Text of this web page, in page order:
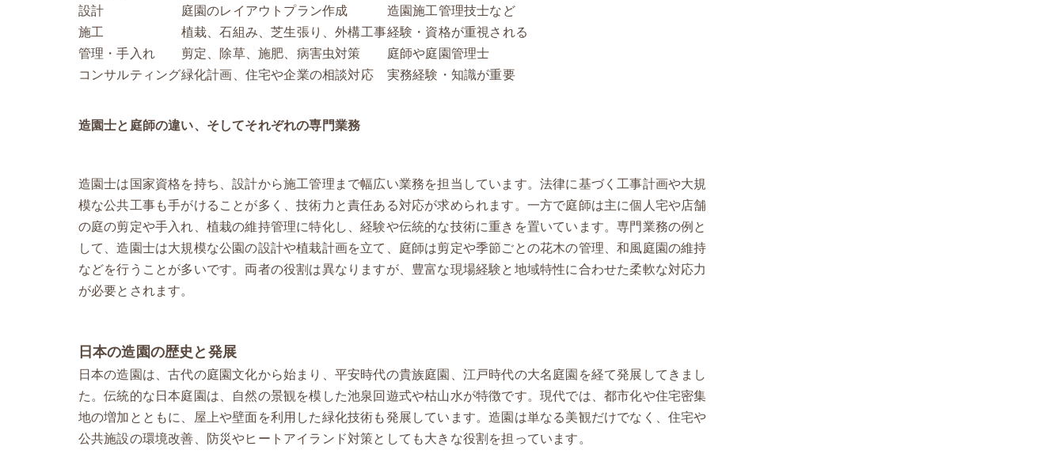
設計
庭園のレイアウトプラン作成
造園施工管理技士など
施工
植栽、石組み、芝生張り、外構工事経験・資格が重視される
管理・手入れ
剪定、除草、施肥、病害虫対策
庭師や庭園管理士
コンサルティング緑化計画、住宅や企業の相談対応 実務経験・知識が重要
造園士と庭師の違い、そしてそれぞれの専門業務
造園士は国家資格を持ち、設計から施工管理まで幅広い業務を担当しています。法律に基づく工事計画や大規
模な公共工事も手がけることが多く、技術力と責任ある対応が求められます。一方で庭師は主に個人宅や店舗
の庭の剪定や手入れ、植栽の維持管理に特化し、経験や伝統的な技術に重きを置いています。専門業務の例と
して、造園士は大規模な公園の設計や植栽計画を立て、庭師は剪定や季節ごとの花木の管理、和風庭園の維持
などを行うことが多いです。両者の役割は異なりますが、豊富な現場経験と地域特性に合わせた柔軟な対応力
が必要とされます。
日本の造園の歴史と発展
日本の造園は、古代の庭園文化から始まり、平安時代の貴族庭園、江戸時代の大名庭園を経て発展してきまし
た。伝統的な日本庭園は、自然の景観を模した池泉回遊式や枯山水が特徴です。現代では、都市化や住宅密集
地の増加とともに、屋上や壁面を利用した緑化技術も発展しています。造園は単なる美観だけでなく、住宅や
公共施設の環境改善、防災やヒートアイランド対策としても大きな役割を担っています。